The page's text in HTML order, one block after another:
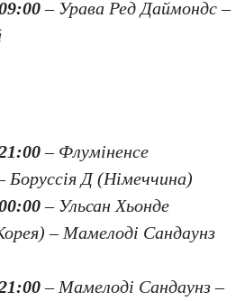
– Урава Ред Даймондс –
– Флуміненсе
Боруссія Д (Німеччина)
– Ульсан Хьонде
– Мамелоді Сандаунз
– Мамелоді Сандаунз –